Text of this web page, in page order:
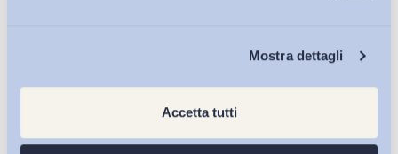
Mostra dettagli
Accetta tutti